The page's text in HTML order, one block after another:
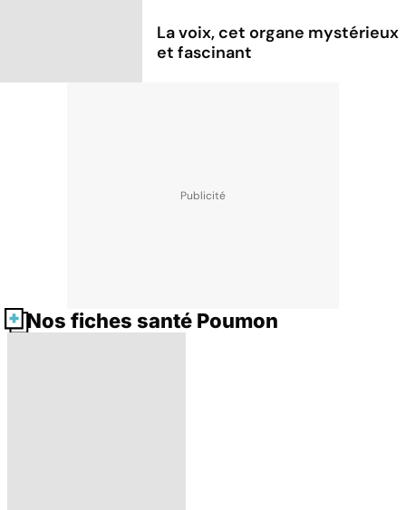
La voix, cet organe mystérieux
et fascinant
Nos fiches santé Poumon